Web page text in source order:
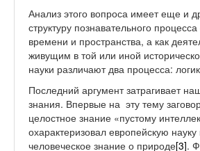
Анализ этого вопроса имеет еще и
структуру познавательного
времени и пространства, а как
живущим в той или иной
науки различают два процесса:
Последний аргумент затрагивает
знания. Впервые на эту тему
целостное знание «пустому
охарактеризовал европейскую
человеческое знание о природе[3].